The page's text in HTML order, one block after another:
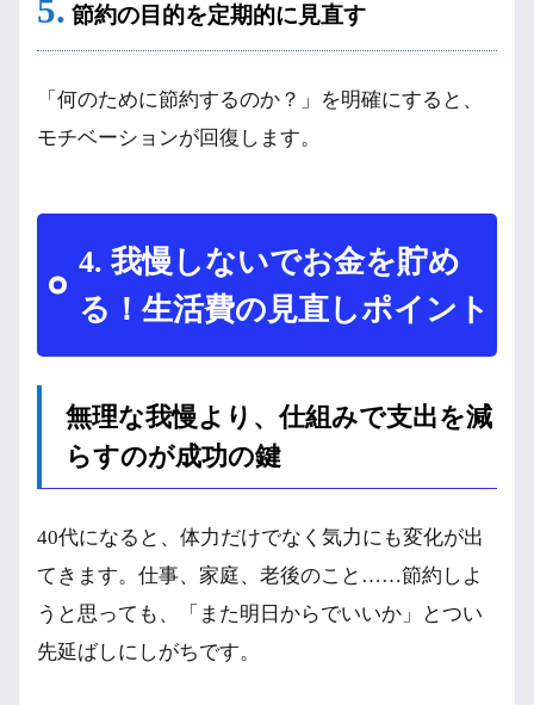
5. 節約の目的を定期的に見直す
「何のために節約するのか？」を明確にすると、
モチベーションが回復します。
4. 我慢しないでお金を貯め
る！生活費の見直しポイント
無理な我慢より、仕組みで支出を減
らすのが成功の鍵
40代になると、体力だけでなく気力にも変化が出
てきます。仕事、家庭、老後のこと……節約しよ
うと思っても、「また明日からでいいか」とつい
先延ばしにしがちです。